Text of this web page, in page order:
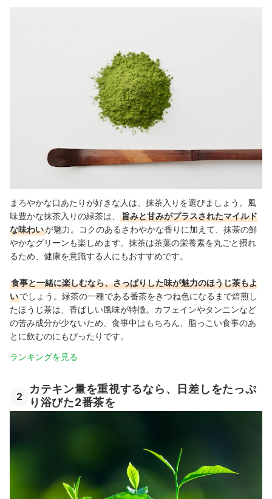
まろやかな口あたりが好きな人は、抹茶入りを選びましょう。風
味豊かな抹茶入りの緑茶は、
旨みと甘みがプラスされたマイルド
な味わいが魅力。コクのあるさわやかな香りに加えて、抹茶の鮮
やかなグリーンも楽しめます。抹茶は茶葉の栄養素を丸ごと摂れ
るため、健康を意識する人にもおすすめです。
食事と一緒に楽しむなら、さっぱりした味が魅力のほうじ茶もよ
いでしょう。緑茶の一種である番茶をきつね色になるまで焙煎し
たほうじ茶は、香ばしい風味が特徴。カフェインやタンニンなど
の苦み成分が少ないため、食事中はもちろん、脂っこい食事のあ
とに飲むのにもぴったりです。
ランキングを見る
2
カテキン量を重視するなら、日差しをたっぷ
り浴びた2番茶を